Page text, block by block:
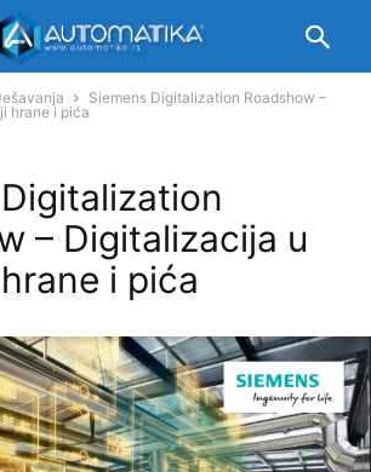
Siemens Digitalization Roadshow –
hrane i pića
– Digitalizacija u
i pića